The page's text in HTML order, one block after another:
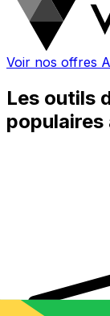
Voir nos offres
Les outils
populaires